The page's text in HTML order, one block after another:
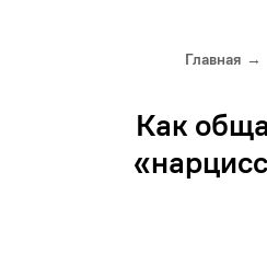
Главная →
Как